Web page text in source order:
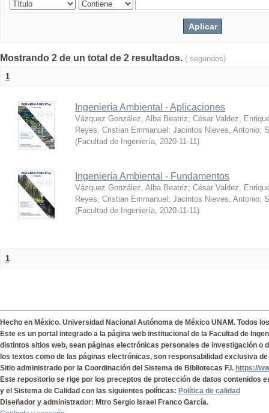
Mostrando 2 de un total de 2 resultados. ( segundos)
1
Ingeniería Ambiental - Aplicaciones
Vázquez González, Alba Beatriz; César Valdez,
Reyes, Cristian Emmanuel ; Jacintos Nieves, Antonio;
(Facultad de Ingeniería, 2020-11-11)
Ingeniería Ambiental - Fundamentos
Vázquez González, Alba Beatriz; César Valdez,
Reyes, Cristian Emmanuel ; Jacintos Nieves, Antonio;
(Facultad de Ingeniería, 2020-11-11)
1
Hecho en México. Universidad Nacional Autónoma de México UNAM. Todos
Este es un portal integrado a la página web institucional de la Facultad de
distintos sitios web, sean páginas electrónicas personales de investigación o
los textos como de las páginas electrónicas, son responsabilidad exclusiva
Sitio administrado por la Coordinación del Sistema de Bibliotecas F.I. https://
Este repositorio se rige por los preceptos de protección de datos contenidos
y el Sistema de Calidad con las siguientes políticas: Política de calidad
Diseñador y administrador: Mtro Sergio Israel Franco García.